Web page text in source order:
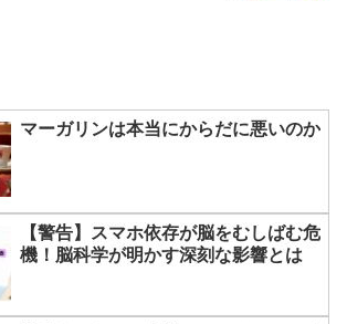
マーガリンは本当にからだに悪いのか
【警告】スマホ依存が脳をむしばむ危
機！脳科学が明かす深刻な影響とは